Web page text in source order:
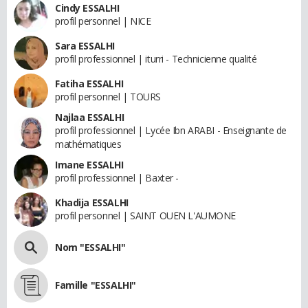
Cindy ESSALHI
profil personnel | NICE
Sara ESSALHI
profil professionnel | iturri - Technicienne qualité
Fatiha ESSALHI
profil personnel | TOURS
Najlaa ESSALHI
profil professionnel | Lycée Ibn ARABI - Enseignante de
mathématiques
Imane ESSALHI
profil professionnel | Baxter -
Khadija ESSALHI
profil personnel | SAINT OUEN L'AUMONE
Nom "ESSALHI"
Famille "ESSALHI"